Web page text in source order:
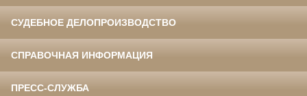
СУДЕБНОЕ ДЕЛОПРОИЗВОДСТВО
СПРАВОЧНАЯ ИНФОРМАЦИЯ
ПРЕСС-СЛУЖБА